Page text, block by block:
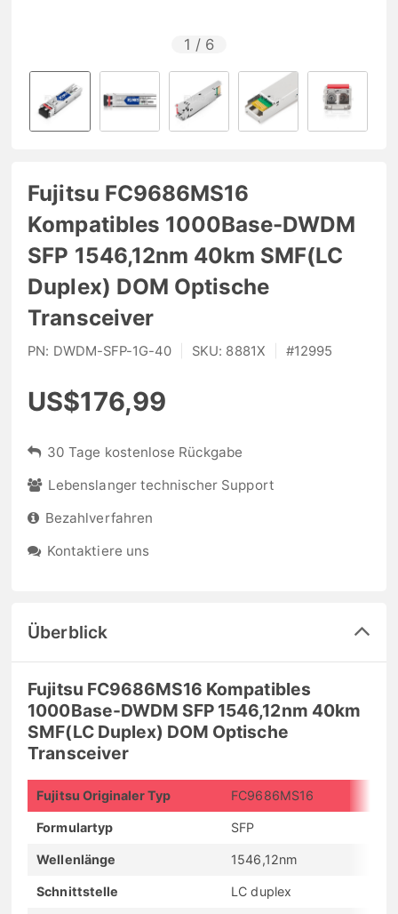
1 / 6
Fujitsu FC9686MS16
Kompatibles 1000Base-DWDM
SFP 1546,12nm 40km SMF(LC
Duplex) DOM Optische
Transceiver
PN: DWDM-SFP-1G-40 SKU: 8881X #12995
US$176,99
30 Tage kostenlose Rückgabe
Lebenslanger technischer Support
Bezahlverfahren
Kontaktiere uns
Überblick
Fujitsu FC9686MS16 Kompatibles
1000Base-DWDM SFP 1546,12nm 40km
SMF(LC Duplex) DOM Optische
Transceiver
Fujitsu Originaler Typ FC9686MS16
Formulartyp SFP
Wellenlänge 1546,12nm
Schnittstelle LC duplex